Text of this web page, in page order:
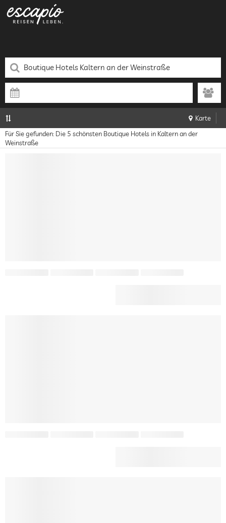
Karte
Für Sie gefunden: Die 5 schönsten Boutique Hotels in Kaltern an der
Weinstraße